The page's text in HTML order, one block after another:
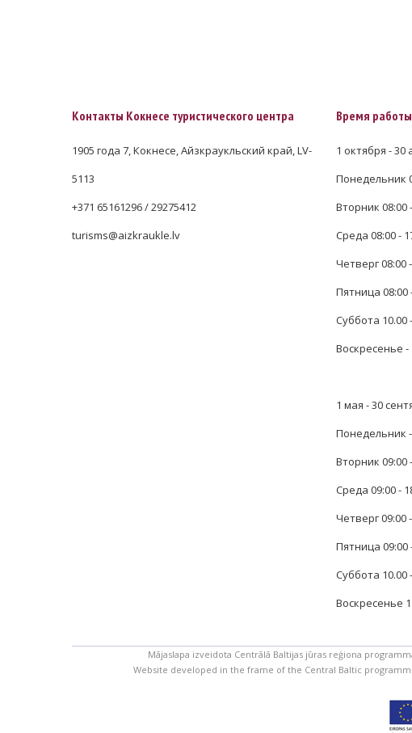
Контакты Кокнесе туристического центра
1905 года 7, Кокнесе, Айзкраукльский край, LV-
5113
+371 65161296 / 29275412
turisms@aizkraukle.lv
Время работы
1 октября - 30
Понедельник
Вторник 08:00
Среда 08:00 -
Четверг 08:00
Пятница 08:00
Суббота 10.00
Воскресенье -
1 мая - 30
Понедельник
Вторник 09:00
Среда 09:00 -
Четверг 09:00
Пятница 09:00
Суббота 10.00
Воскресенье
Mājaslapa izveidota Centrālā Baltijas jūras reģiona
Website developed in the frame of the Central Baltic